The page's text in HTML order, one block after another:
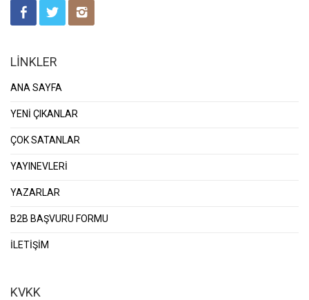
LİNKLER
ANA SAYFA
YENİ ÇIKANLAR
ÇOK SATANLAR
YAYINEVLERİ
YAZARLAR
B2B BAŞVURU FORMU
İLETİŞİM
KVKK